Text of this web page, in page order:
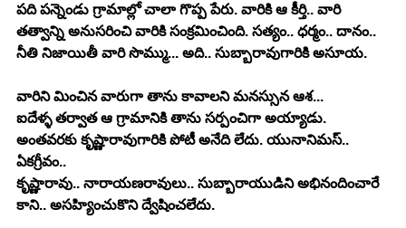
పది పన్నెండు గ్రామాల్లో చాలా గొప్ప పేరు. వారికి ఆ కీర్తి.. వారి
తత్వాన్ని అనుసరించి వారికి సంక్రమించింది. సత్యం.. ధర్మం.. దానం..
నీతి నిజాయితీ వారి సొమ్ము... అది.. సుబ్బారావుగారికి అసూయ.
వారిని మించిన వారుగా తాను కావాలని మనస్సున ఆశ...
ఐదేళ్ళ తర్వాత ఆ గ్రామానికి తాను సర్పంచిగా అయ్యాడు.
అంతవరకు కృష్ణారావుగారికి పోటీ అనేది లేదు. యునానిమస్..
ఏకగ్రీవం..
కృష్ణారావు.. నారాయణరావులు.. సుబ్బారాయుడిని అభినందించారే
కాని.. అసహ్యించుకొని ద్వేషించలేదు.